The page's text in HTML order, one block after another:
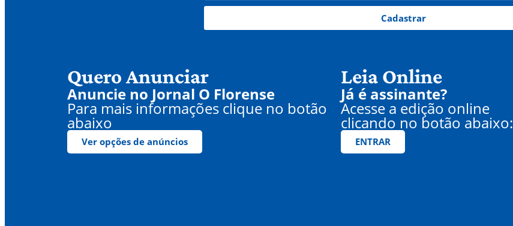
Cadastrar
Quero Anunciar
Anuncie no Jornal O Florense
Para mais informações clique no botão
abaixo
Ver opções de anúncios
Leia Online
Já é assinante?
Acesse a edição online
clicando no botão abaixo:
ENTRAR